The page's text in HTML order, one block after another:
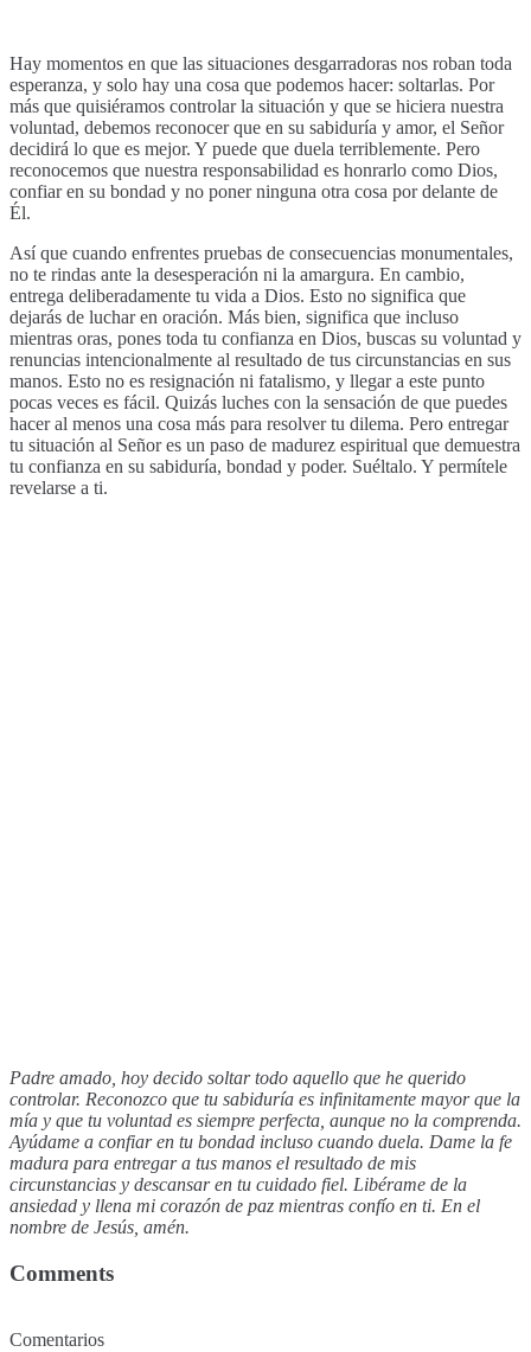
Hay momentos en que las situaciones desgarradoras nos roban toda
esperanza, y solo hay una cosa que podemos hacer: soltarlas. Por
más que quisiéramos controlar la situación y que se hiciera nuestra
voluntad, debemos reconocer que en su sabiduría y amor, el Señor
decidirá lo que es mejor. Y puede que duela terriblemente. Pero
reconocemos que nuestra responsabilidad es honrarlo como Dios,
confiar en su bondad y no poner ninguna otra cosa por delante de
Él.
Así que cuando enfrentes pruebas de consecuencias monumentales,
no te rindas ante la desesperación ni la amargura. En cambio,
entrega deliberadamente tu vida a Dios. Esto no significa que
dejarás de luchar en oración. Más bien, significa que incluso
mientras oras, pones toda tu confianza en Dios, buscas su voluntad y
renuncias intencionalmente al resultado de tus circunstancias en sus
manos. Esto no es resignación ni fatalismo, y llegar a este punto
pocas veces es fácil. Quizás luches con la sensación de que puedes
hacer al menos una cosa más para resolver tu dilema. Pero entregar
tu situación al Señor es un paso de madurez espiritual que demuestra
tu confianza en su sabiduría, bondad y poder. Suéltalo. Y permítele
revelarse a ti.
Padre amado, hoy decido soltar todo aquello que he querido
controlar. Reconozco que tu sabiduría es infinitamente mayor que la
mía y que tu voluntad es siempre perfecta, aunque no la comprenda.
Ayúdame a confiar en tu bondad incluso cuando duela. Dame la fe
madura para entregar a tus manos el resultado de mis
circunstancias y descansar en tu cuidado fiel. Libérame de la
ansiedad y llena mi corazón de paz mientras confío en ti. En el
nombre de Jesús, amén.
Comments
Comentarios